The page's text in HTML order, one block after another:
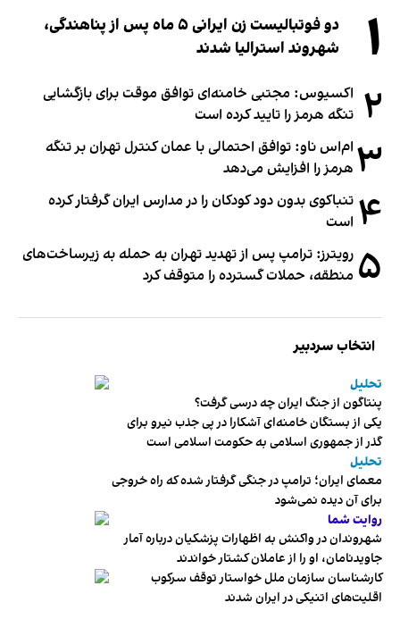
۱
دو فوتبالیست زن ایرانی ۵ ماه پس از پناهندگی،
شهروند استرالیا شدند
۲ اکسیوس: مجتبی خامنه‌ای توافق موقت برای بازگشایی
تنگه هرمز را تایید کرده است
۳ ام‌اس ناو: توافق احتمالی با عمان کنترل تهران بر تنگه
هرمز را افزایش می‌دهد
۴ تنباکوی بدون دود کودکان را در مدارس ایران گرفتار کرده
است
۵ رویترز: ترامپ پس از تهدید تهران به حمله به زیرساخت‌های
منطقه، حملات گسترده را متوقف کرد
انتخاب سردبیر
تحلیل
پنتاگون از جنگ ایران چه درسی گرفت؟
یکی از بستگان خامنه‌ای آشکارا در پی جذب نیرو برای
گذر از جمهوری اسلامی به حکومت اسلامی است
تحلیل
معمای ایران؛ ترامپ در جنگی گرفتار شده که راه خروجی
برای آن دیده نمی‌شود
روایت شما
شهروندان در واکنش به اظهارات پزشکیان درباره آمار
جاویدنامان، او را از عاملان کشتار خواندند
کارشناسان سازمان ملل خواستار توقف سرکوب
اقلیت‌های اتنیکی در ایران شدند